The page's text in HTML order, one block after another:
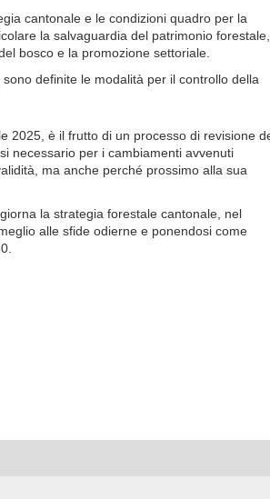
cantonale e le condizioni quadro per la
la salvaguardia del patrimonio forestale,
bosco e la promozione settoriale.
definite le modalità per il controllo della
2025, è il frutto di un processo di revisione
necessario per i cambiamenti avvenuti
ma anche perché prossimo alla sua
la strategia forestale cantonale, nel
alle sfide odierne e ponendosi come